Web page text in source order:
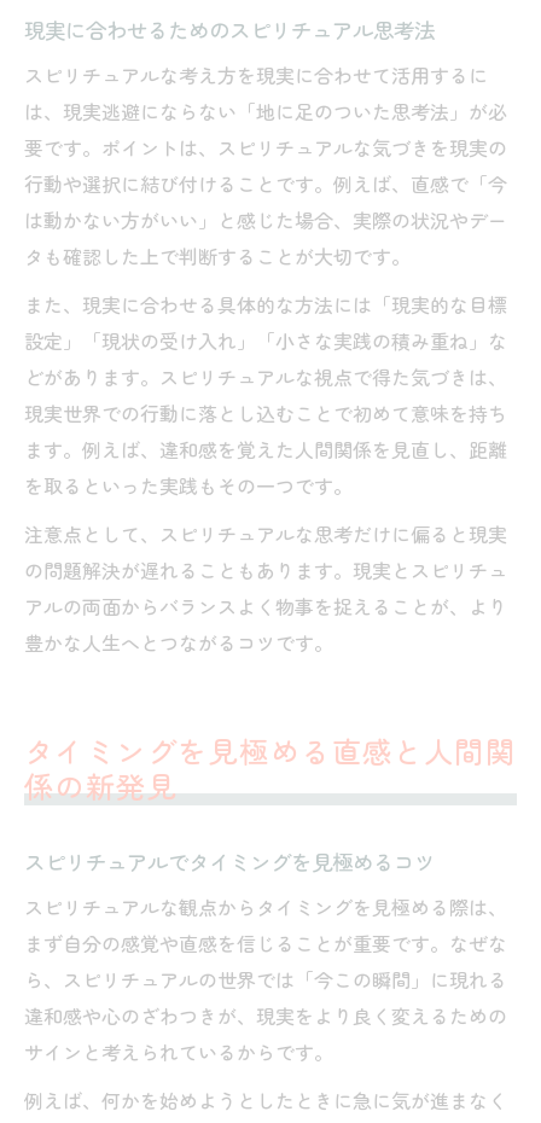
現実に合わせるためのスピリチュアル思考法
スピリチュアルな考え方を現実に合わせて活用するに
は、現実逃避にならない「地に足のついた思考法」が必
要です。ポイントは、スピリチュアルな気づきを現実の
行動や選択に結び付けることです。例えば、直感で「今
は動かない方がいい」と感じた場合、実際の状況やデー
タも確認した上で判断することが大切です。
また、現実に合わせる具体的な方法には「現実的な目標
設定」「現状の受け入れ」「小さな実践の積み重ね」な
どがあります。スピリチュアルな視点で得た気づきは、
現実世界での行動に落とし込むことで初めて意味を持ち
ます。例えば、違和感を覚えた人間関係を見直し、距離
を取るといった実践もその一つです。
注意点として、スピリチュアルな思考だけに偏ると現実
の問題解決が遅れることもあります。現実とスピリチュ
アルの両面からバランスよく物事を捉えることが、より
豊かな人生へとつながるコツです。
タイミングを見極める直感と人間関
係の新発見
スピリチュアルでタイミングを見極めるコツ
スピリチュアルな観点からタイミングを見極める際は、
まず自分の感覚や直感を信じることが重要です。なぜな
ら、スピリチュアルの世界では「今この瞬間」に現れる
違和感や心のざわつきが、現実をより良く変えるための
サインと考えられているからです。
例えば、何かを始めようとしたときに急に気が進まなく